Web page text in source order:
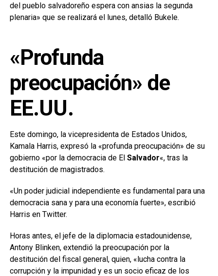
del pueblo salvadoreño espera con ansias la segunda
plenaria» que se realizará el lunes, detalló Bukele.
«Profunda
preocupación» de
EE.UU.
Este domingo, la vicepresidenta de Estados Unidos,
Kamala Harris, expresó la «profunda preocupación» de su
gobierno «por la democracia de El Salvador«, tras la
destitución de magistrados.
«Un poder judicial independiente es fundamental para una
democracia sana y para una economía fuerte», escribió
Harris en Twitter.
Horas antes, el jefe de la diplomacia estadounidense,
Antony Blinken, extendió la preocupación por la
destitución del fiscal general, quien, «lucha contra la
corrupción y la impunidad y es un socio eficaz de los